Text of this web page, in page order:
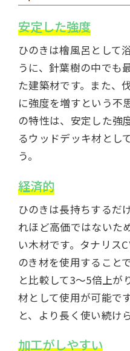
安定した強度
ひのきは檜風呂として
うに、針葉樹の中でも
た建築材です。また、
に強度を増すという不
の特性は、安定した強
るウッドデッキ材とし
う。
経済的
ひのきは長持ちするだ
れほど高価ではないた
い木材です。タナリス
のき材を使用すること
と比較して3〜5倍上が
材として使用が可能で
と、より長く使い続け
加工がしやすい